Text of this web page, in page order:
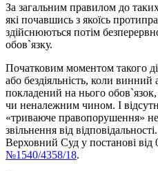
За загальним правилом до
які почавшись з якоїсь
здійснюються потім
обов`язку.
Початковим моментом такого
або бездіяльність, коли
покладений на нього
чи неналежним чином. І
«триваюче правопорушення»
звільнення від
Верховний Суд у постанові від
№1540/4358/18.